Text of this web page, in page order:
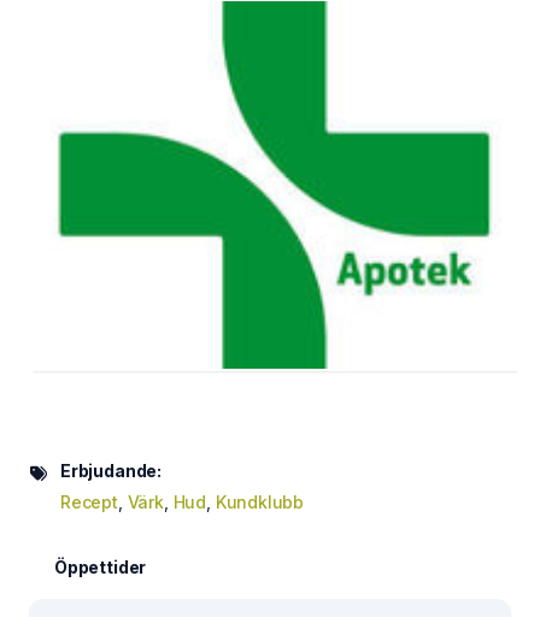
Erbjudande:
Recept Värk, Hud Kundklubb
Öppettider